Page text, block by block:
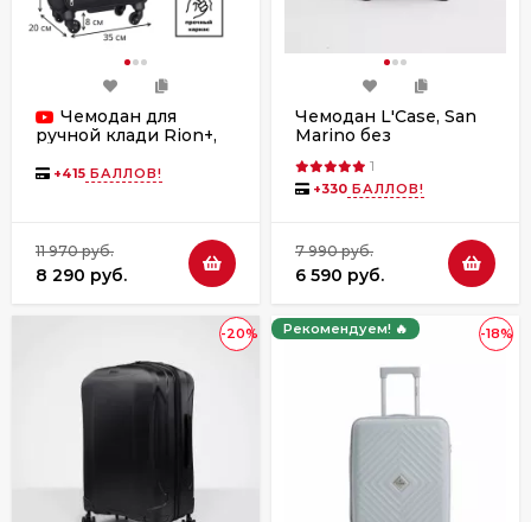
Чемодан для
ручной клади Rion+,
+415 БАЛЛОВ!
11 970 руб.
8 290 руб.
Чемодан L'Case, San
Marino без
1
+330 БАЛЛОВ!
7 990 руб.
6 590 руб.
-20% -18%
Рекомендуем! 🔥